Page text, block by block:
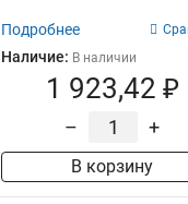
Подробнее
Наличие: В наличии
1 923,42 ₽
– +
В корзину